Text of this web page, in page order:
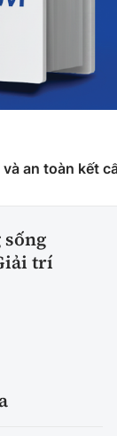
an toàn kết
sống
trí